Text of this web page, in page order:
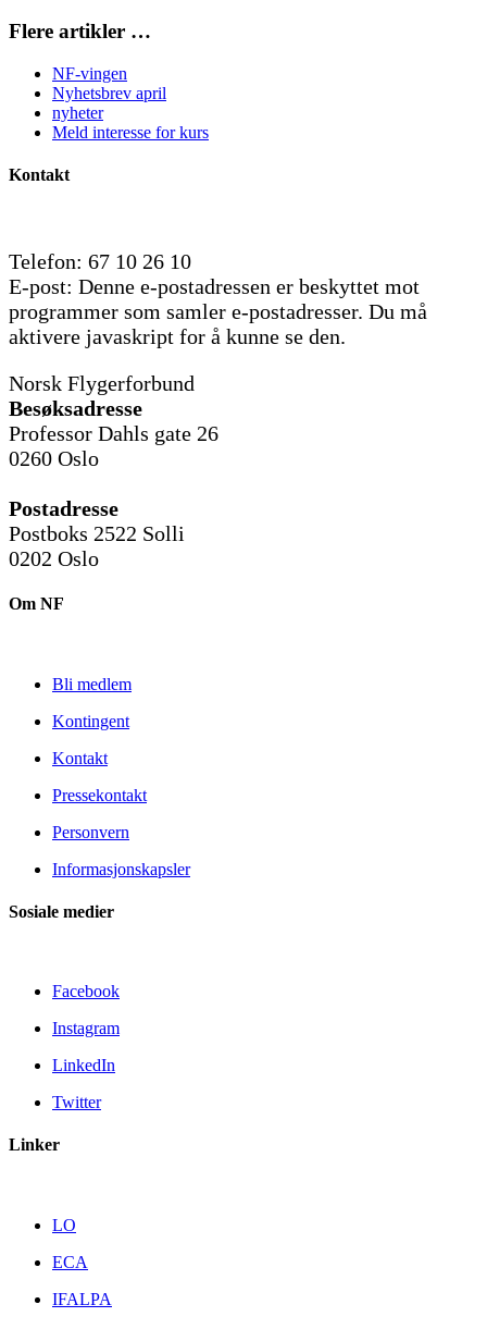
Flere artikler …
NF-vingen
Nyhetsbrev april
nyheter
Meld interesse for kurs
Kontakt
Telefon: 67 10 26 10
E-post: Denne e-postadressen er beskyttet mot
programmer som samler e-postadresser. Du må
aktivere javaskript for å kunne se den.
Norsk Flygerforbund
Besøksadresse
Professor Dahls gate 26
0260 Oslo
Postadresse
Postboks 2522 Solli
0202 Oslo
Om NF
Bli medlem
Kontingent
Kontakt
Pressekontakt
Personvern
Informasjonskapsler
Sosiale medier
Facebook
Instagram
LinkedIn
Twitter
Linker
LO
ECA
IFALPA